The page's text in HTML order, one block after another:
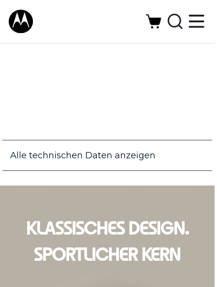
Alle technischen Daten anzeigen
KLASSISCHES DESIGN.
SPORTLICHER KERN